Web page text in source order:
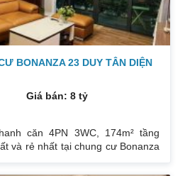
BONANZA 23 DUY TÂN DIỆN
Giá bán: 8 tỷ
căn 4PN 3WC, 174m² tầng
và rẻ nhất tại chung cư Bonanza
tư cái khác, cụ thể như sau: